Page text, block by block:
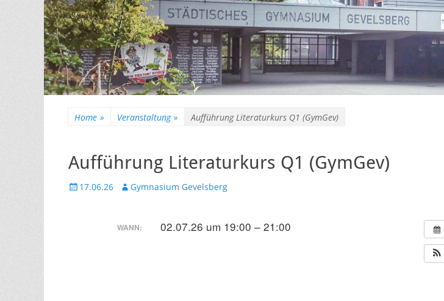
Home » Veranstaltung » Aufführung Literaturkurs Q1 (GymGev)
Aufführung Literaturkurs Q1 (GymGev)
Veröffentlicht
17.06.26 AutorGymnasium Gevelsberg
WANN: 02.07.26 um 19:00 – 21:00